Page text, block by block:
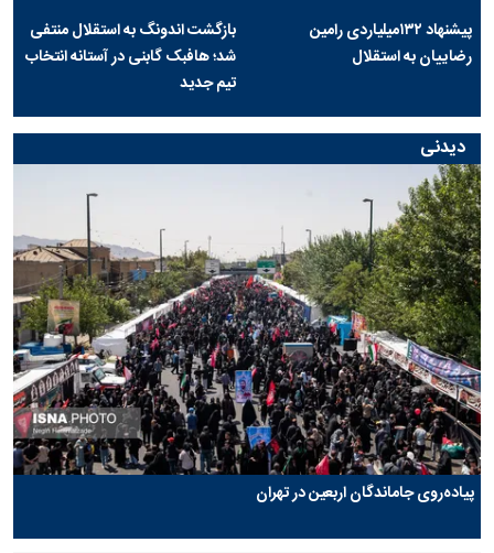
پیشنهاد ۱۳۲میلیاردی رامین
رضاییان به استقلال
بازگشت اندونگ به استقلال منتفی
شد؛ هافبک گابنی در آستانه انتخاب
تیم جدید
دیدنی
پیاده‌روی جاماندگان اربعین در تهران